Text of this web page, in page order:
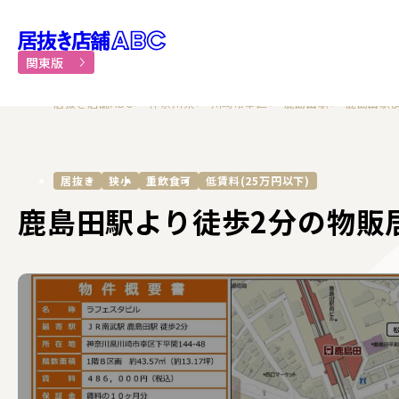
居抜き物件・貸店舗での飲
関東版
居抜き店舗ABC 神奈川県 川崎市幸区 鹿島田駅 鹿島田駅
居抜き 狭小 重飲食可 低賃料(25万円以下)
鹿島田駅より徒歩2分の物販